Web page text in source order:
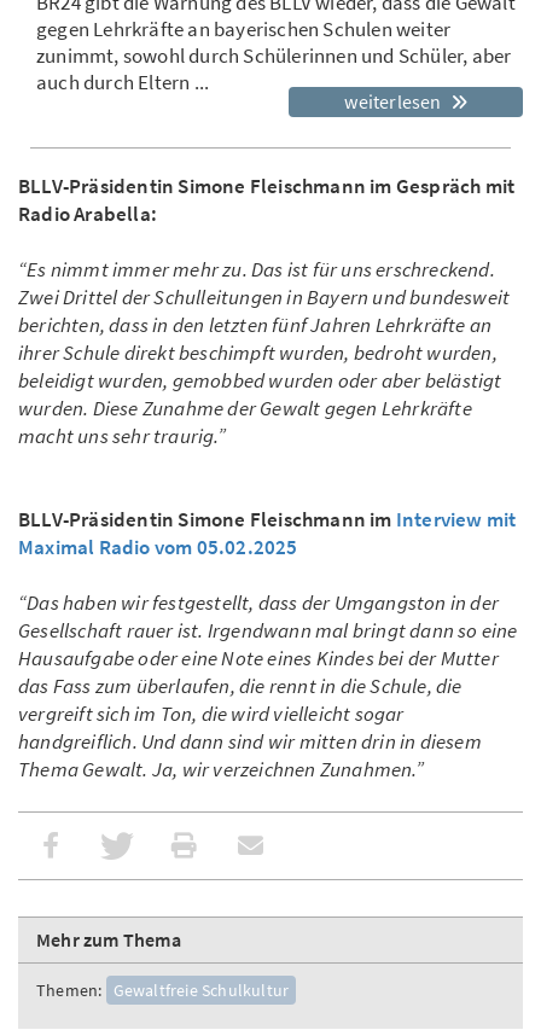
gegen Lehrkräfte an bayerischen Schulen weiter
zunimmt, sowohl durch Schülerinnen und Schüler, aber
auch durch Eltern ...
weiterlesen
BLLV-Präsidentin Simone Fleischmann im Gespräch mit
Radio Arabella:
“Es nimmt immer mehr zu. Das ist für uns erschreckend.
Zwei Drittel der Schulleitungen in Bayern und bundesweit
berichten, dass in den letzten fünf Jahren Lehrkräfte an
ihrer Schule direkt beschimpft wurden, bedroht wurden,
beleidigt wurden, gemobbed wurden oder aber belästigt
wurden. Diese Zunahme der Gewalt gegen Lehrkräfte
macht uns sehr traurig.”
BLLV-Präsidentin Simone Fleischmann im Interview mit
Maximal Radio vom 05.02.2025
“Das haben wir festgestellt, dass der Umgangston in der
Gesellschaft rauer ist. Irgendwann mal bringt dann so eine
Hausaufgabe oder eine Note eines Kindes bei der Mutter
das Fass zum überlaufen, die rennt in die Schule, die
vergreift sich im Ton, die wird vielleicht sogar
handgreiflich. Und dann sind wir mitten drin in diesem
Thema Gewalt. Ja, wir verzeichnen Zunahmen.”
Mehr zum Thema
Themen: Gewaltfreie Schulkultur